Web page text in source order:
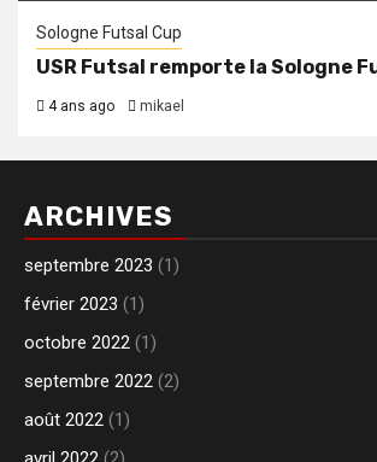
Sologne Futsal Cup
USR Futsal remporte la Sologne
4 ans ago mikael
ARCHIVES
septembre 2023 (1)
février 2023 (1)
octobre 2022 (1)
septembre 2022 (2)
août 2022 (1)